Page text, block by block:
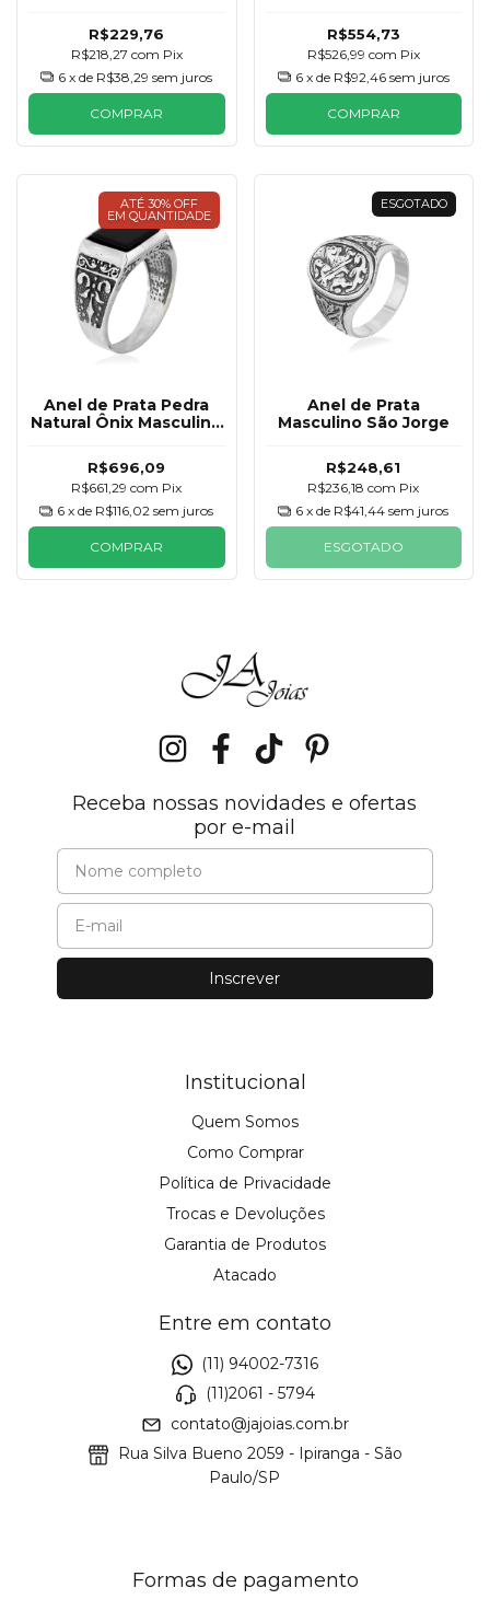
R$229,76
R$218,27 com Pix
6 x de R$38,29 sem juros
COMPRAR
R$554,73
R$526,99 com Pix
6 x de R$92,46 sem juros
COMPRAR
ATÉ 30% OFF
EM QUANTIDADE
Anel de Prata Pedra
Natural Ônix Masculino
R$696,09
R$661,29com Pix
6 x de R$116,02 sem juros
COMPRAR
ESGOTADO
Anel de Prata
Masculino São Jorge
R$248,61
R$236,18com Pix
6 x de R$41,44 sem juros
ESGOTADO
Receba nossas novidades e ofertas
por e-mail
Institucional
Quem Somos
Como Comprar
Política de Privacidade
Trocas e Devoluções
Garantia de Produtos
Atacado
Entre em contato
(11) 94002-7316
(11)2061 - 5794
contato@jajoias.com.br
Rua Silva Bueno 2059 - Ipiranga - São
Paulo/SP
Formas de pagamento